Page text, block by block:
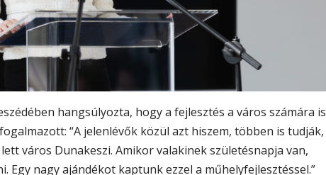
hangsúlyozta, hogy a fejlesztés a város számára is
“A jelenlévők közül azt hiszem, többen is tudják,
város Dunakeszi. Amikor valakinek születésnapja van,
Egy nagy ajándékot kaptunk ezzel a műhelyfejlesztéssel.”